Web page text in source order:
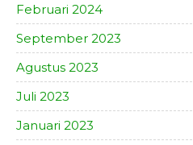
Februari 2024
September 2023
Agustus 2023
Juli 2023
Januari 2023